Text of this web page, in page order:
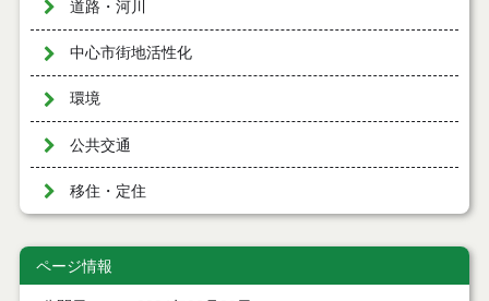
道路・河川
中心市街地活性化
環境
公共交通
移住・定住
ページ情報